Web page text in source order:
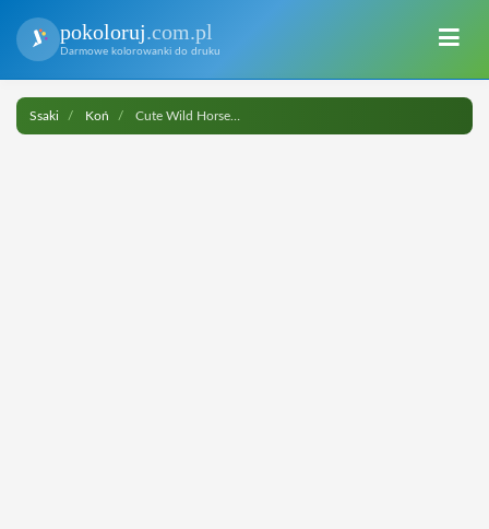
pokoloruj.com.pl
Darmowe kolorowanki do druku
Ssaki Koń Cute Wild Horse do druku